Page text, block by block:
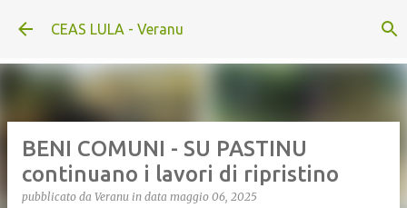
Passa ai contenuti principali
CEAS LULA - Veranu
BENI COMUNI - SU PASTINU
continuano i lavori di ripristino
pubblicato da Veranu in data maggio 06, 2025